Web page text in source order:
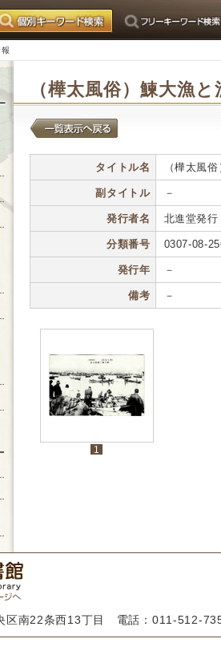
（樺太風俗）鰊大漁
タイトル名 （樺太風
副タイトル －
発行者名 北進堂発行
分類番号 0307-08-
発行年 －
備考 －
1
区南22条西13丁目 電話：011-512-